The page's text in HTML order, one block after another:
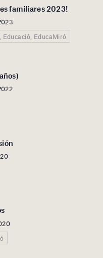
familiares 2023!
EducaMiró